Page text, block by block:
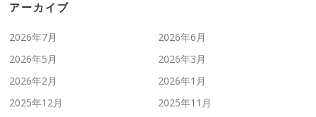
アーカイブ
2026年7月
2026年6月
2026年5月
2026年3月
2026年2月
2026年1月
2025年12月
2025年11月